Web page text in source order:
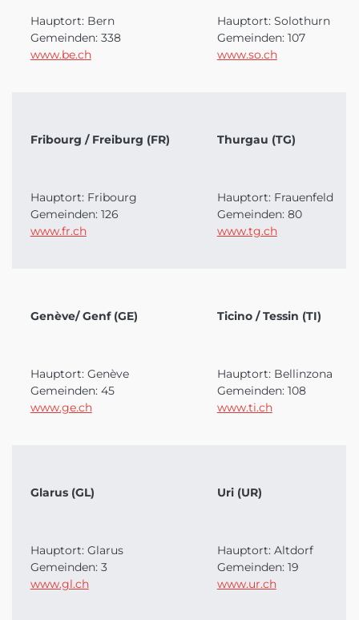
Hauptort: Bern
Gemeinden: 338
www.be.ch
Hauptort: Solothurn
Gemeinden: 107
www.so.ch
Fribourg / Freiburg (FR)
Hauptort: Fribourg
Gemeinden: 126
www.fr.ch
Thurgau (TG)
Hauptort: Frauenfeld
Gemeinden: 80
www.tg.ch
Genève/ Genf (GE)
Hauptort: Genève
Gemeinden: 45
www.ge.ch
Ticino / Tessin (TI)
Hauptort: Bellinzona
Gemeinden: 108
www.ti.ch
Glarus (GL)
Hauptort: Glarus
Gemeinden: 3
www.gl.ch
Uri (UR)
Hauptort: Altdorf
Gemeinden: 19
www.ur.ch